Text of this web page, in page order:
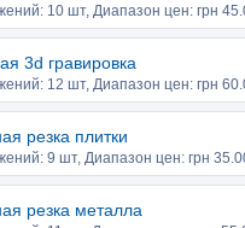
10 шт, Диапазон цен: грн
3d гравировка
12 шт, Диапазон цен: грн
резка плитки
9 шт, Диапазон цен: грн
резка металла